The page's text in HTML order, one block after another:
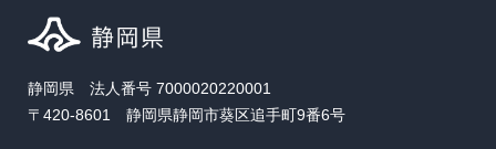
静岡県 法人番号 7000020220001
〒420-8601 静岡県静岡市葵区追手町9番6号